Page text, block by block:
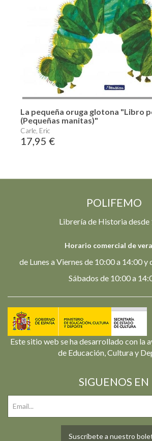
La pequeña oruga glotona "Libro
(Pequeñas manitas)"
Carle, Eric
17,95 €
POLIFEMO
Librería de Historia desde
Horario comercial de
de Lunes a Viernes de 10:00 a 14:00 y
Sábados de 10:00 a
Este sitio web se ha desarrollado con la
de Educación, Cultura y
SIGUENOS EN
Suscríbete a nuestro